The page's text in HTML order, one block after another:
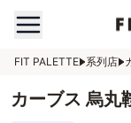
FIT PALETTE 系列店
カーブス 烏丸